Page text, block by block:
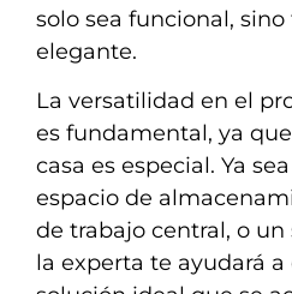
solo sea funcional,
elegante.
La versatilidad en el
es fundamental, ya
casa es especial. Ya
espacio de
de trabajo central, o
la experta te ayudará a